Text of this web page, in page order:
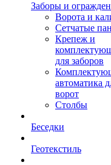
Заборы и
Ворота и
Сетчатые
Крепеж и
для заборов
автоматика
ворот
Столбы
Беседки
Геотекстиль